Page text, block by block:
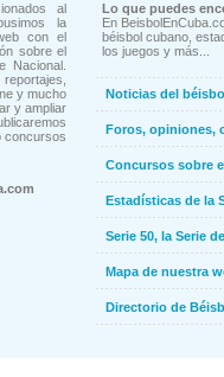
al
la
con el
sobre el
Nacional.
y mucho
y ampliar
concursos
Lo que puedes
En
béisbol cubano,
los juegos y más...
Noticias del
Foros, opiniones,
Concursos sobre
Estadísticas de la
Serie 50, la Serie
Mapa de nuestra
Directorio de